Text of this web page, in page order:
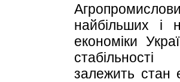
найбільших i
економіки
залежить стан